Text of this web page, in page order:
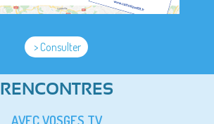
> Consulter
RENCONTRES
AVEC VOSGES TV